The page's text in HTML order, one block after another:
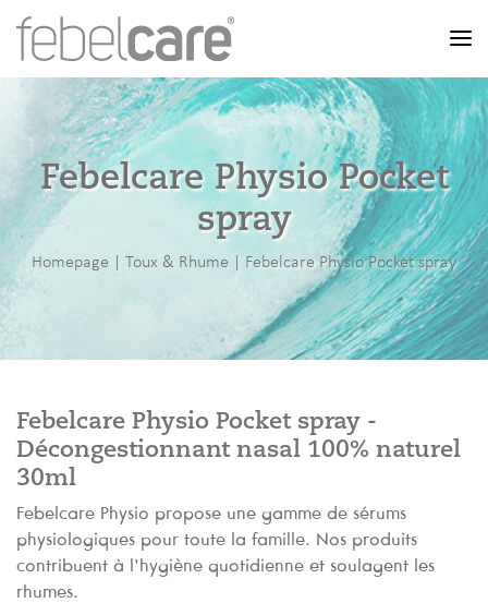
Febelcare Physio Pocket
spray
Homepage | Toux & Rhume | Febelcare Physio Pocket spray
Febelcare Physio Pocket spray -
Décongestionnant nasal 100% naturel
30ml
Febelcare Physio propose une gamme de sérums
physiologiques pour toute la famille. Nos produits
contribuent à l'hygiène quotidienne et soulagent les
rhumes.